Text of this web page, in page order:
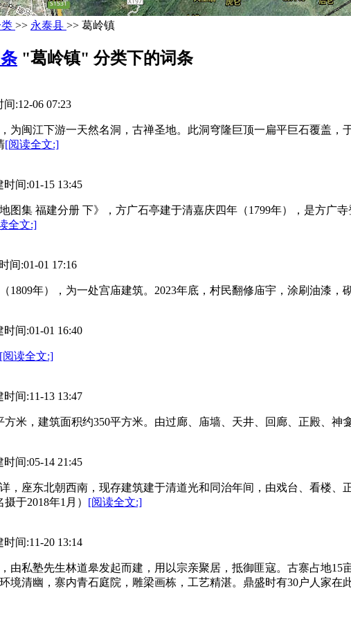
>> 永泰县 >> 葛岭镇
"葛岭镇" 分类下的词条
:12-06 07:23
为闽江下游一天然名洞，古禅圣地。此洞穹隆巨顶一扁平巨石覆盖
[阅读全文:]
间:01-15 13:45
图集 福建分册 下》，方广石亭建于清嘉庆四年（1799年），是方广
全文:]
:01-01 17:16
年），为一处宫庙建筑。2023年底，村民翻修庙宇，涂刷油漆，
间:01-01 16:40
[阅读全文:]
间:11-13 13:47
米，建筑面积约350平方米。由过廊、庙墙、天井、回廊、正殿、神
间:05-14 21:45
，座东北朝西南，现存建筑建于清道光和同治年间，由戏台、看楼
于2018年1月） [阅读全文:]
间:11-20 13:14
私塾先生林道皋发起而建，用以宗亲聚居，抵御匪寇。古寨占地15
境清幽，寨内青石庭院，雕梁画栋，工艺精湛。鼎盛时有30户人家在